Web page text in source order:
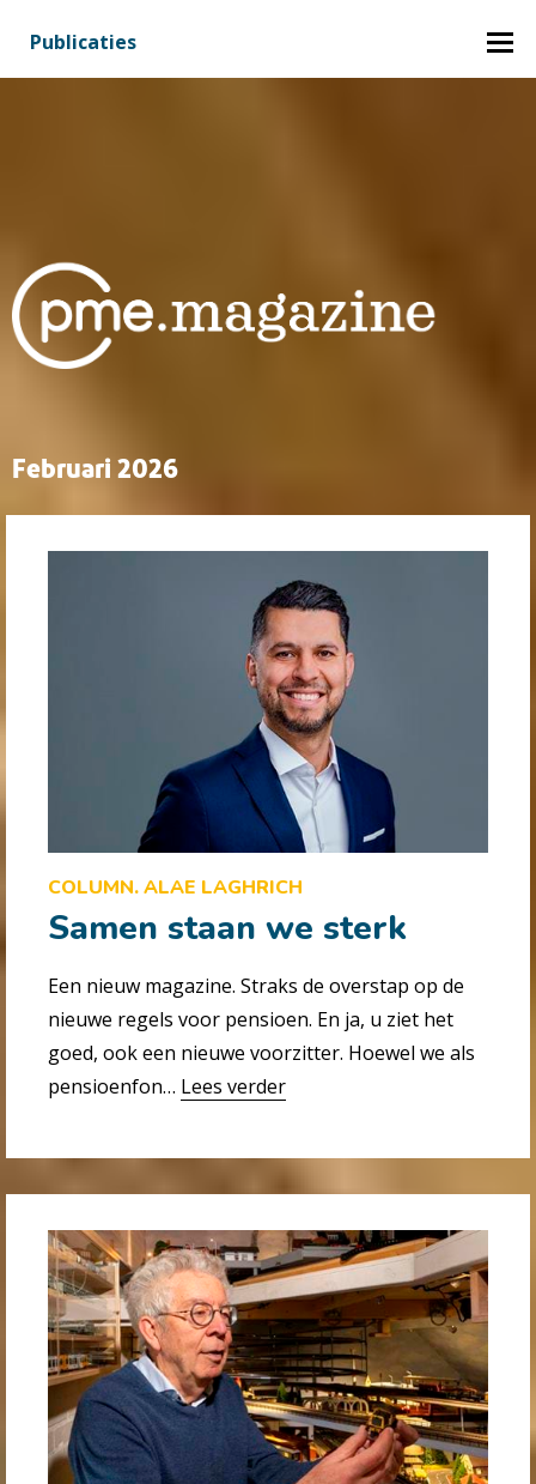
Publicaties
Inhoud
Februari 2026
COLUMN. ALAE LAGHRICH
Samen staan we sterk
Een nieuw magazine. Straks de overstap op de
nieuwe regels voor pensioen. En ja, u ziet het
goed, ook een nieuwe voorzitter. Hoewel we als
pensioenfon… Lees verder